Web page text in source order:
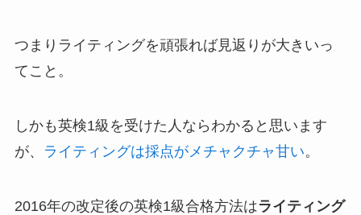
つまりライティングを頑張れば見返りが大きいっ
てこと。
しかも英検1級を受けた人ならわかると思います
が、
ライティングは採点がメチャクチャ甘い。
2016年の改定後の英検1級合格方法はライティング